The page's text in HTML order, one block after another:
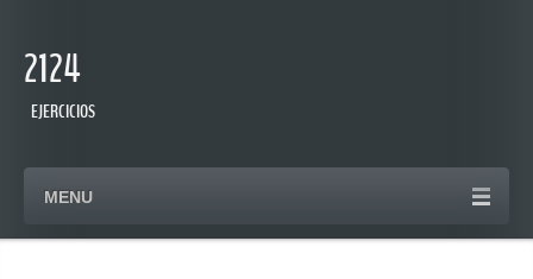
2124
EJERCICIOS
MENU